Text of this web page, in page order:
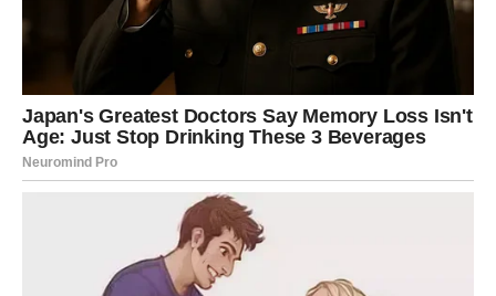
saveznika pri pripremi pasulja.
Kako kim djeluje tokom kuvanja?
Kim nije samo običan začin koji daje aromu jelu. On sadrži
prirodna jedinjenja koja mogu pomoći u razgradnji složenih
šećera odgovornih za nadimanje.
Kada se doda u vodu na početku kuvanja, kim počinje djelovati
odmah. Tokom kuvanja pomaže da zrno pasulja brže omekša
i postane lakše za varenje.